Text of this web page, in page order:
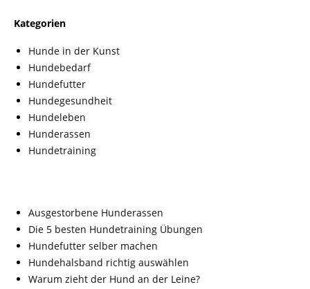
Kategorien
Hunde in der Kunst
Hundebedarf
Hundefutter
Hundegesundheit
Hundeleben
Hunderassen
Hundetraining
Ausgestorbene Hunderassen
Die 5 besten Hundetraining Übungen
Hundefutter selber machen
Hundehalsband richtig auswählen
Warum zieht der Hund an der Leine?